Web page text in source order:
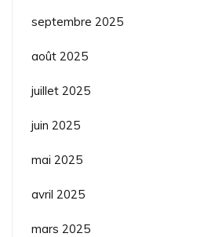
septembre 2025
août 2025
juillet 2025
juin 2025
mai 2025
avril 2025
mars 2025